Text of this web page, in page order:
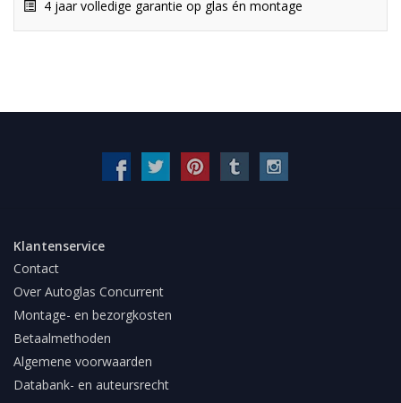
4 jaar volledige garantie op glas én montage
Klantenservice
Contact
Over Autoglas Concurrent
Montage- en bezorgkosten
Betaalmethoden
Algemene voorwaarden
Databank- en auteursrecht